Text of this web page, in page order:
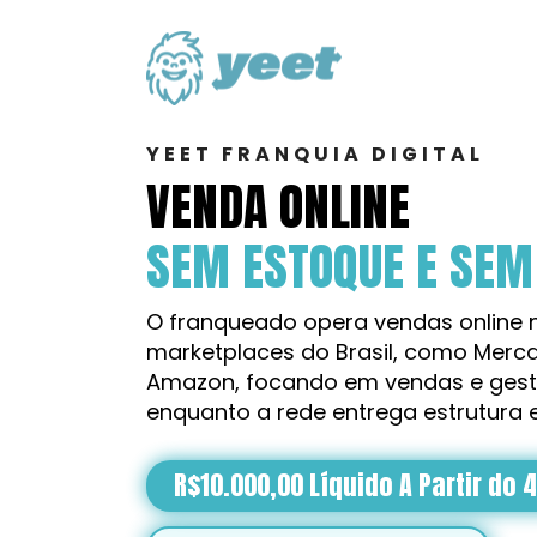
YEET FRANQUIA DIGITAL
VENDA ONLINE
SEM ESTOQUE E
O franqueado opera vendas online
marketplaces do Brasil, como
Amazon, focando em vendas e
enquanto a rede entrega estrutura
R$10.000,00 Líquido A Partir do